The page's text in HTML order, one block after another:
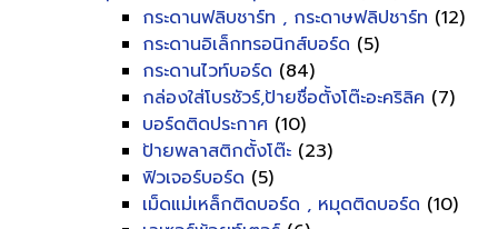
กระดานฟลิบชาร์ท , กระดาษฟลิปชาร์ท (12)
กระดานอิเล็กทรอนิกส์บอร์ด (5)
กระดานไวท์บอร์ด (84)
กล่องใส่โบรชัวร์,ป้ายชื่อตั้งโต๊ะอะคริลิค (7)
บอร์ดติดประกาศ (10)
ป้ายพลาสติกตั้งโต๊ะ (23)
ฟิวเจอร์บอร์ด (5)
เม็ดแม่เหล็กติดบอร์ด , หมุดติดบอร์ด (10)